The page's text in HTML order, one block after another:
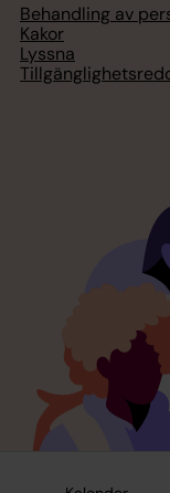
Behandling av
Kakor
Lyssna